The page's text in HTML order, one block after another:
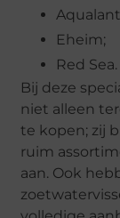
Eheim;
Red Sea.
Bij deze
niet alleen
te kopen; zij
ruim
aan. Ook